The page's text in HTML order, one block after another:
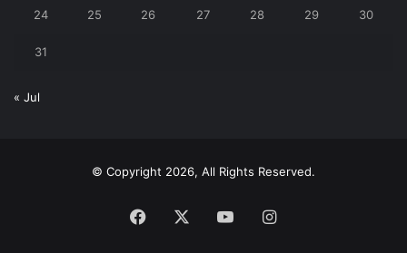
24 25 26 27 28 29 30
31
« Jul
© Copyright 2026, All Rights Reserved.
Facebook YouTubeInstagram